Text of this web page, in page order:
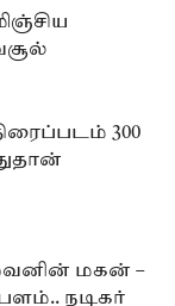
வசூல்
திரைப்படம் 300
மகன் –
நடிகர்